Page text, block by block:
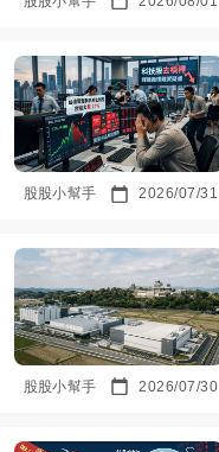
股股小幫手 2026/07/31
股股小幫手 2026/07/30